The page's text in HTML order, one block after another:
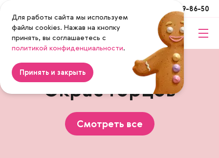
+7 (495) 649-86-50
Magenta
Окрас торцов
Смотреть все
Для работы сайта мы используем
файлы cookies. Нажав на кнопку
принять, вы соглашаетесь с
политикой конфиденциальности.
Принять и закрыть